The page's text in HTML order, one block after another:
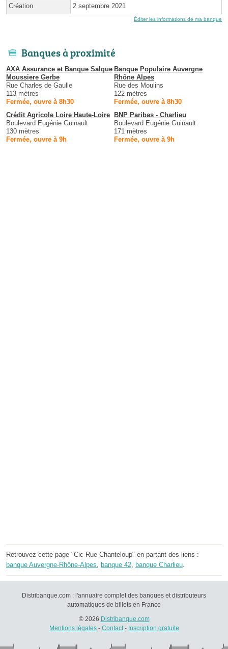
Création 2 septembre 2021
Éditer les informations de ma banque
Banques à proximité
AXA Assurance et Banque Salque
Moussiere Gerbe
Rue Charles de Gaulle
113 mètres
Fermée, ouvre à 8h30
Banque Populaire Auvergne
Rhône Alpes
Rue des Moulins
122 mètres
Fermée, ouvre à 8h30
Crédit Agricole Loire Haute-Loire
Boulevard Eugénie Guinault
130 mètres
Fermée, ouvre à 9h
BNP Paribas - Charlieu
Boulevard Eugénie Guinault
171 mètres
Fermée, ouvre à 9h
Retrouvez cette page "Cic Rue Chanteloup" en partant des liens :
banque Auvergne-Rhône-Alpes
banque 42 banque Charlieu
Distribanque.com : l'annuaire complet des banques et distributeurs
automatiques de billets en France
© 2026 Distribanque.com
Mentions légales- Contact- Inscription gratuite